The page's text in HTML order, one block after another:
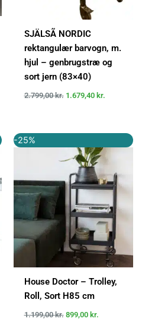
SJÄLSÃ NORDIC
rektangulær barvogn, m.
hjul – genbrugstræ og
sort jern (83×40)
2.799,00kr. 1.679,40 kr.
-25%
House Doctor – Trolley,
Roll, Sort H85 cm
1.199,00kr.
oprindelige
pris
var:
1.199,00 kr..
899,00 kr.
aktuelle
pris
899,00 kr..